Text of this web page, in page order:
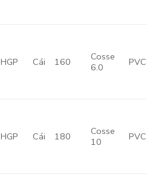
HGP Cái 160
Cosse
6.0
PVC
HGP Cái 180
Cosse
10
PVC